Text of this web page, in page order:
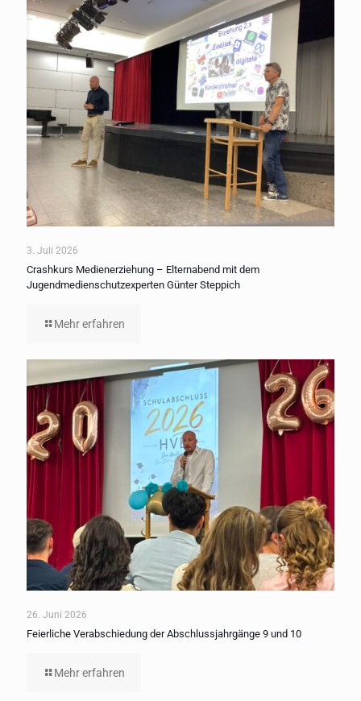
3. Juli 2026
Crashkurs Medienerziehung – Elternabend mit dem
Jugendmedienschutzexperten Günter Steppich
Mehr erfahren
26. Juni 2026
Feierliche Verabschiedung der Abschlussjahrgänge 9 und 10
Mehr erfahren